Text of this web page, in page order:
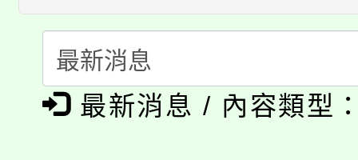
心理、諮商輔導、社會
系所師生報名參加。
門員」簡章及活動海報
踴躍報名參加。
要點
「桃園市補助參觀特色
展演活動實施計畫」
115年度「教育部表揚
義教育推展貢獻獎」
公告本校115學年度第
最新消息 / 內容類型